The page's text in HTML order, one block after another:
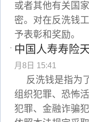
或者其他有关国
密。对在反洗钱
予表彰和奖励。
中国人寿寿险
月8日 15:41
反洗钱是指为
组织犯罪、恐怖
犯罪、金融诈骗